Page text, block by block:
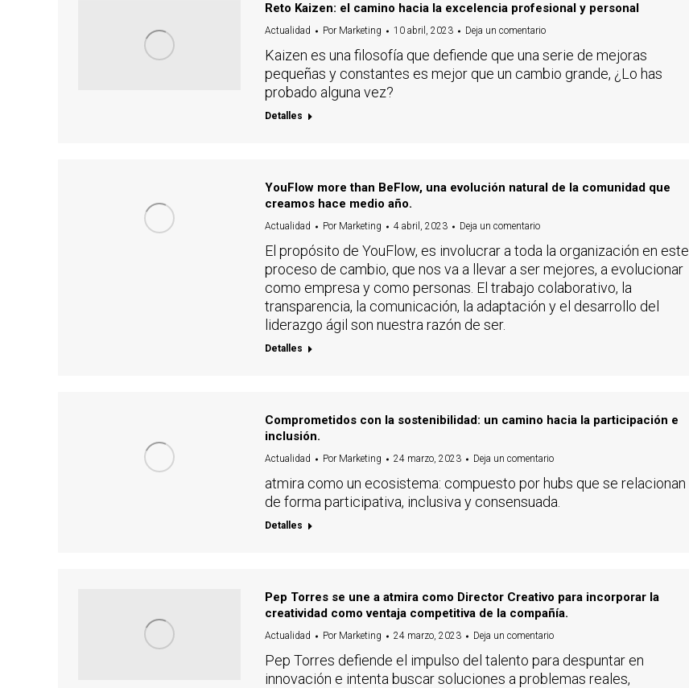
Reto Kaizen: el camino hacia la excelencia profesional y personal
Actualidad Por Marketing 10 abril, 2023 Deja un comentario
Kaizen es una filosofía que defiende que una serie de mejoras
pequeñas y constantes es mejor que un cambio grande, ¿Lo has
probado alguna vez?
Detalles
YouFlow more than BeFlow, una evolución natural de la comunidad que
creamos hace medio año.
Actualidad Por Marketing 4 abril, 2023 Deja un comentario
El propósito de YouFlow, es involucrar a toda la organización en este
proceso de cambio, que nos va a llevar a ser mejores, a evolucionar
como empresa y como personas. El trabajo colaborativo, la
transparencia, la comunicación, la adaptación y el desarrollo del
liderazgo ágil son nuestra razón de ser.
Detalles
Comprometidos con la sostenibilidad: un camino hacia la participación e
inclusión.
Actualidad Por Marketing 24 marzo, 2023 Deja un comentario
atmira como un ecosistema: compuesto por hubs que se relacionan
de forma participativa, inclusiva y consensuada.
Detalles
Pep Torres se une a atmira como Director Creativo para incorporar la
creatividad como ventaja competitiva de la compañía.
Actualidad Por Marketing 24 marzo, 2023 Deja un comentario
Pep Torres defiende el impulso del talento para despuntar en
innovación e intenta buscar soluciones a problemas reales,